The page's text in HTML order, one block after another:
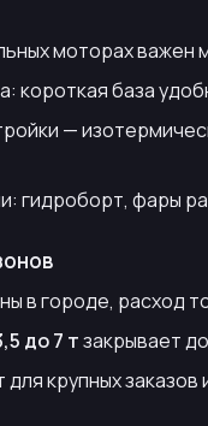
моторах
короткая база
—
гидроборт, фары
в городе, расход
до 7 тзакрывает
для крупных